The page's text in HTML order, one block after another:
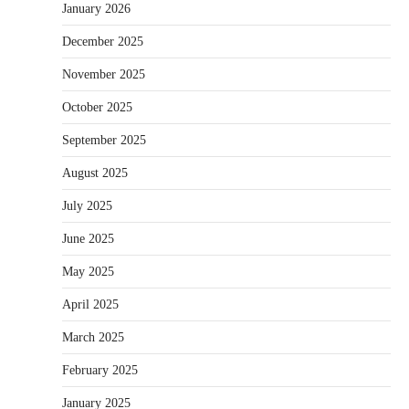
January 2026
December 2025
November 2025
October 2025
September 2025
August 2025
July 2025
June 2025
May 2025
April 2025
March 2025
February 2025
January 2025